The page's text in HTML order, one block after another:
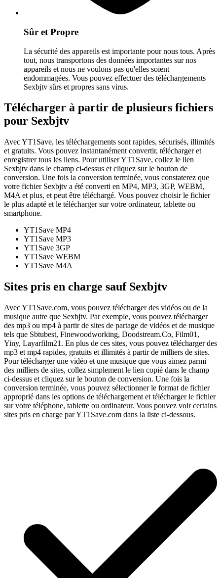
Sûr et Propre
La sécurité des appareils est importante pour nous tous. Après
tout, nous transportons des données importantes sur nos
appareils et nous ne voulons pas qu'elles soient
endommagées. Vous pouvez effectuer des téléchargements
Sexbjtv sûrs et propres sans virus.
Télécharger à partir de plusieurs fichiers
pour Sexbjtv
Avec YT1Save, les téléchargements sont rapides, sécurisés, illimités
et gratuits. Vous pouvez instantanément convertir, télécharger et
enregistrer tous les liens. Pour utiliser YT1Save, collez le lien
Sexbjtv dans le champ ci-dessus et cliquez sur le bouton de
conversion. Une fois la conversion terminée, vous constaterez que
votre fichier Sexbjtv a été converti en MP4, MP3, 3GP, WEBM,
M4A et plus, et peut être téléchargé. Vous pouvez choisir le fichier
le plus adapté et le télécharger sur votre ordinateur, tablette ou
smartphone.
YT1Save MP4
YT1Save MP3
YT1Save 3GP
YT1Save WEBM
YT1Save M4A
Sites pris en charge sauf Sexbjtv
Avec YT1Save.com, vous pouvez télécharger des vidéos ou de la
musique autre que Sexbjtv. Par exemple, vous pouvez télécharger
des mp3 ou mp4 à partir de sites de partage de vidéos et de musique
tels que Sbtubest, Finewoodworking, Doodstream.Co, Film01,
Yiny, Layarfilm21. En plus de ces sites, vous pouvez télécharger des
mp3 et mp4 rapides, gratuits et illimités à partir de milliers de sites.
Pour télécharger une vidéo et une musique que vous aimez parmi
des milliers de sites, collez simplement le lien copié dans le champ
ci-dessus et cliquez sur le bouton de conversion. Une fois la
conversion terminée, vous pouvez sélectionner le format de fichier
approprié dans les options de téléchargement et télécharger le fichier
sur votre téléphone, tablette ou ordinateur. Vous pouvez voir certains
sites pris en charge par YT1Save.com dans la liste ci-dessous.